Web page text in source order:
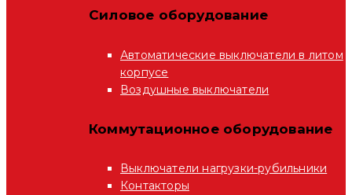
Силовое оборудование
Автоматические выключатели в литом
корпусе
Воздушные выключатели
Коммутационное оборудование
Выключатели нагрузки-рубильники
Контакторы